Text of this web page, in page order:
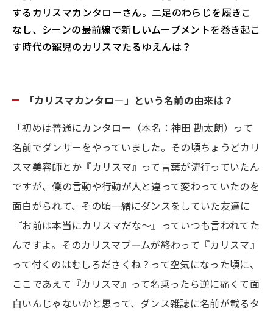
するカリスマカンタローさん。二足のわらじを履きこ
なし、シーンの最前線で新しいムーブメントを巻き起こ
す時代の寵児のカリスマたるゆえんは？
「カリスマカンタロ―」という名前の由来は？
「初めは普通にカンタロー（本名：神田 勘太朗）って
名前でダンサーをやっていました。その頃ちょうどカリ
スマ美容師とか『カリスマ』って言葉が流行っていたん
ですが、僕の言動や行動が人と違って変わっていたのを
面白がられて、その頃一緒にダンスをしていた友達に
『お前は本当にカリスマだな〜』っていつも言われてた
んですよ。そのカリスマブームが終わって『カリスマ』
って付くのはむしろださくね？って空気になった頃に、
ここであえて『カリスマ』って名乗ったら逆に痛くて面
白いんじゃないかと思って、ダンス雑誌に名前が載るタ